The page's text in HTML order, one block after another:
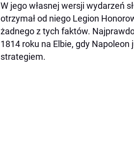
W jego własnej wersji wydarzeń
otrzymał od niego Legion
żadnego z tych faktów.
1814 roku na Elbie, gdy Napoleon
strategiem.